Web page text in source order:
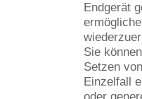
Endgerät
Sie
Setzen
Einzelfall